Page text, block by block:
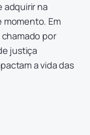
adquirir na
Em
por
justiça
a vida das